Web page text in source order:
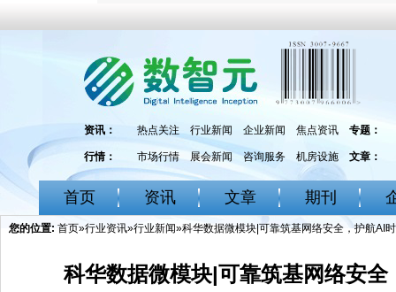
资讯： 热点关注 行业新闻 企业新闻 焦点资讯 专题：
行情： 市场行情 展会新闻 咨询服务 机房设施 文章：
首页 资讯 文章 期刊
您的位置: 首页»行业资讯»行业新闻»科华数据微模块|可靠筑基网络安全，护航AI
科华数据微模块|可靠筑基网络安